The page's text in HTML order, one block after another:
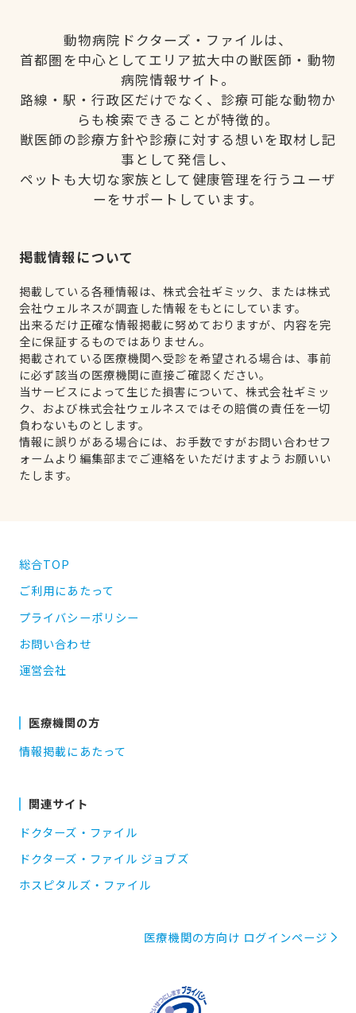
動物病院ドクターズ・ファイルは、
首都圏を中心としてエリア拡大中の獣医師・動物
病院情報サイト。
路線・駅・行政区だけでなく、診療可能な動物か
らも検索できることが特徴的。
獣医師の診療方針や診療に対する想いを取材し記
事として発信し、
ペットも大切な家族として健康管理を行うユーザ
ーをサポートしています。
掲載情報について
掲載している各種情報は、株式会社ギミック、または株式
会社ウェルネスが調査した情報をもとにしています。
出来るだけ正確な情報掲載に努めておりますが、内容を完
全に保証するものではありません。
掲載されている医療機関へ受診を希望される場合は、事前
に必ず該当の医療機関に直接ご確認ください。
当サービスによって生じた損害について、株式会社ギミッ
ク、および株式会社ウェルネスではその賠償の責任を一切
負わないものとします。
情報に誤りがある場合には、お手数ですがお問い合わせフ
ォームより編集部までご連絡をいただけますようお願いい
たします。
総合TOP
ご利用にあたって
プライバシーポリシー
お問い合わせ
運営会社
医療機関の方
情報掲載にあたって
関連サイト
ドクターズ・ファイル
ドクターズ・ファイル ジョブズ
ホスピタルズ・ファイル
医療機関の方向け ログインページ